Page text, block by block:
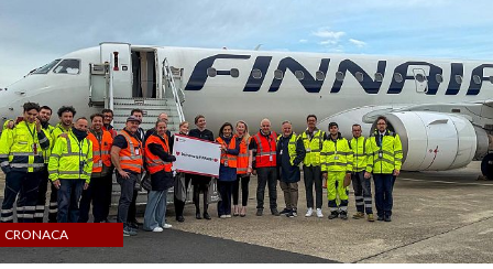
CRONACA